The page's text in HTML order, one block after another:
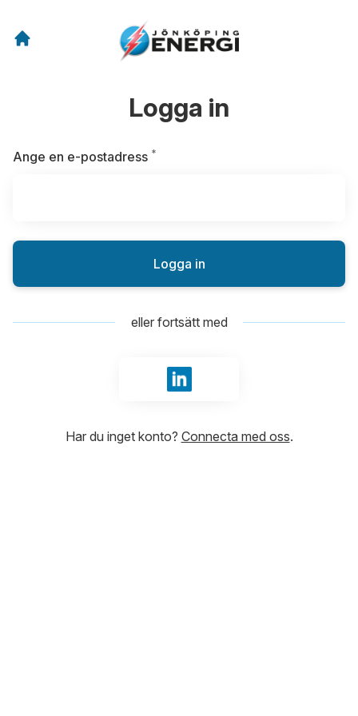
Logga in
Ange en e-postadress *
Logga in
eller fortsätt med
Logga in med LinkedIn
Har du inget konto? Connecta med oss.